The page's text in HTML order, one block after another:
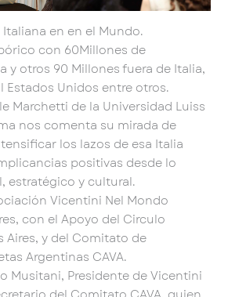
en en el Mundo.
con 60Millones de
y otros 90 Millones fuera de Italia,
Estados Unidos entre otros.
Marchetti de la Universidad Luiss
nos comenta su mirada de
los lazos de esa Italia
positivas desde lo
estratégico y cultural.
Vicentini Nel Mondo
con el Apoyo del Circulo
Aires, y del Comitato de
Argentinas CAVA.
Musitani, Presidente de Vicentini